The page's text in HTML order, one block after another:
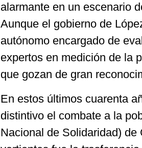
alarmante en un escenario
Aunque el gobierno de
autónomo encargado de
expertos en medición de la
que gozan de gran
En estos últimos cuarenta
distintivo el combate a la
Nacional de Solidaridad)